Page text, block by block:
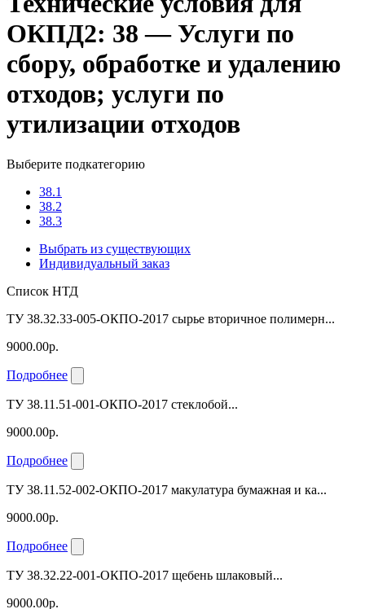
ОКПД2: 38 — Услуги по
сбору, обработке и удалению
отходов; услуги по
утилизации отходов
Выберите подкатегорию
38.1
38.2
38.3
Выбрать из существующих
Индивидуальный заказ
Список НТД
ТУ 38.32.33-005-ОКПО-2017 сырье вторичное полимерн...
9000.00р.
Подробнее
ТУ 38.11.51-001-ОКПО-2017 стеклобой...
9000.00р.
Подробнее
ТУ 38.11.52-002-ОКПО-2017 макулатура бумажная и ка...
9000.00р.
Подробнее
ТУ 38.32.22-001-ОКПО-2017 щебень шлаковый...
9000.00р.